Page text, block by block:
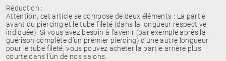
Réduction :
Attention, cet article se compose de deux éléments : La partie
avant du piercing et le tube fileté (dans la longueur respective
indiquée). Si vous avez besoin à l’avenir (par exemple après la
guérison complète d’un premier piercing) d’une autre longueur
pour le tube fileté, vous pouvez acheter la partie arrière plus
courte dans l’un de nos salons.